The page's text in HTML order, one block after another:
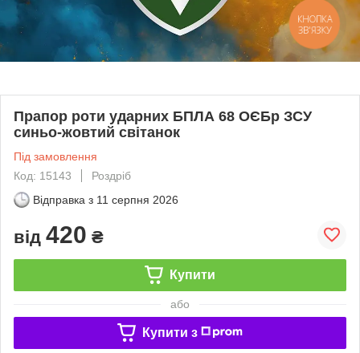
Прапор роти ударних БПЛА 68 ОЄБр ЗСУ
синьо-жовтий світанок
Під замовлення
Код: 15143
Роздріб
Відправка з 11 серпня 2026
від 420 ₴
Купити
або
Купити з
КНОПКА
ЗВ'ЯЗКУ